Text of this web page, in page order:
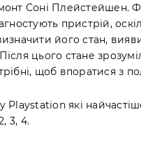
Соні Плейстейшен.
пристрій,
його стан,
цього стане
щоб впоратися з
Playstation які
3, 4.